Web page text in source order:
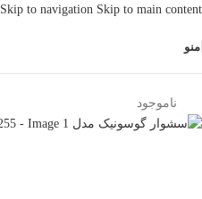
Skip to navigation Skip to main content
منو
ناموجود